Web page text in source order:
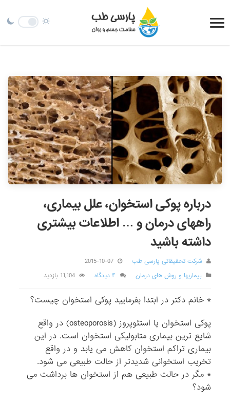
درباره پوکی استخوان، علل بیماری،
راههای درمان و … اطلاعات بیشتری
داشته باشید
شرکت تحقیقاتی پارسی طب
2015-10-07
بیماریها و روش های درمان
۴ دیدگاه 11,104 بازدید
* خانم دکتر در ابتدا بفرمایید پوکی استخوان چیست؟
پوکی استخوان یا استئوپروز (osteoporosis) در واقع
شایع ترین بیماری متابولیکی استخوان است. در این
بیماری تراکم استخوان کاهش می یابد و در واقع
تخریب استخوانی شدیدتر از حالت طبیعی می شود.
* مگر در حالت طبیعی هم از استخوان ها برداشت می
شود؟